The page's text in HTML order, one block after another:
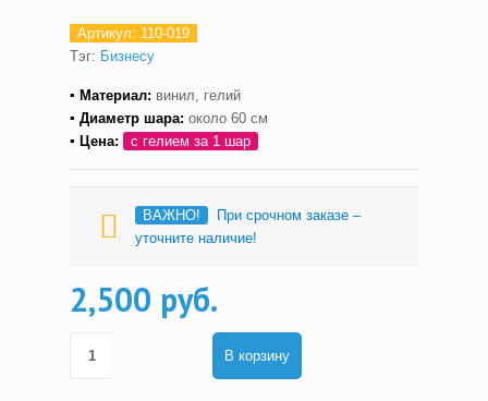
Артикул: 110-019
Тэг: Бизнесу
▪ Материал: винил, гелий
▪ Диаметр шара: около 60 см
▪ Цена:
с гелием за 1 шар
ВАЖНО!
При срочном заказе –
уточните наличие!
2,500 руб.
В корзину